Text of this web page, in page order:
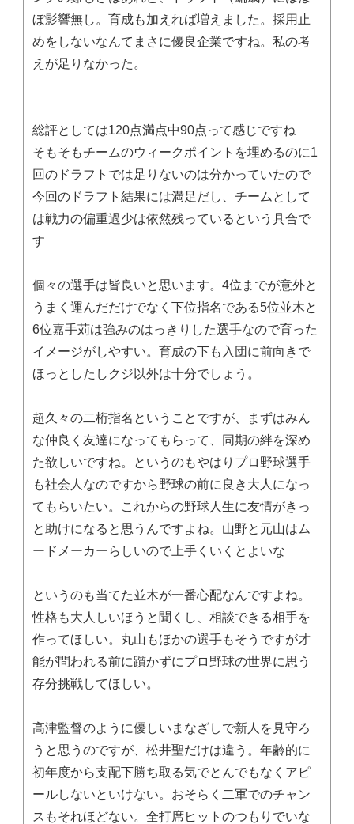
ぼ影響無し。育成も加えれば増えました。採用止
めをしないなんてまさに優良企業ですね。私の考
えが足りなかった。
総評としては120点満点中90点って感じですね
そもそもチームのウィークポイントを埋めるのに1
回のドラフトでは足りないのは分かっていたので
今回のドラフト結果には満足だし、チームとして
は戦力の偏重過少は依然残っているという具合で
す
個々の選手は皆良いと思います。4位までが意外と
うまく運んだだけでなく下位指名である5位並木と
6位嘉手苅は強みのはっきりした選手なので育った
イメージがしやすい。育成の下も入団に前向きで
ほっとしたしクジ以外は十分でしょう。
超久々の二桁指名ということですが、まずはみん
な仲良く友達になってもらって、同期の絆を深め
た欲しいですね。というのもやはりプロ野球選手
も社会人なのですから野球の前に良き大人になっ
てもらいたい。これからの野球人生に友情がきっ
と助けになると思うんですよね。山野と元山はム
ードメーカーらしいので上手くいくとよいな
というのも当てた並木が一番心配なんですよね。
性格も大人しいほうと聞くし、相談できる相手を
作ってほしい。丸山もほかの選手もそうですが才
能が問われる前に躓かずにプロ野球の世界に思う
存分挑戦してほしい。
高津監督のように優しいまなざしで新人を見守ろ
うと思うのですが、松井聖だけは違う。年齢的に
初年度から支配下勝ち取る気でとんでもなくアピ
ールしないといけない。おそらく二軍でのチャン
スもそれほどない。全打席ヒットのつもりでいな